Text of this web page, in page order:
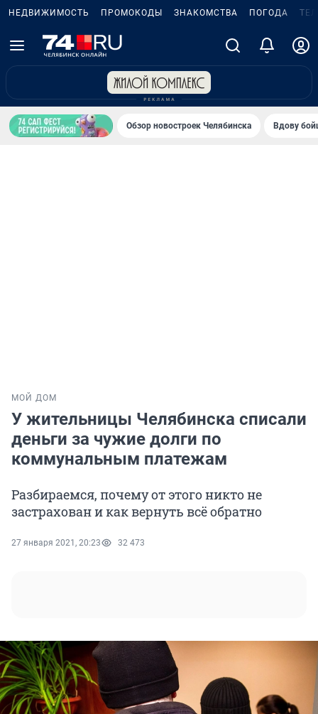
НЕДВИЖИМОСТЬ ПРОМОКОДЫ ЗНАКОМСТВА ПОГОДА
Обзор новостроек Челябинска Вдову
МОЙ ДОМ
У жительницы Челябинска списали
деньги за чужие долги по
коммунальным платежам
Разбираемся, почему от этого никто не
застрахован и как вернуть всё обратно
27 января 2021, 20:23 32 473